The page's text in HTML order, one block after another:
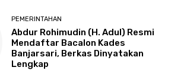
PEMERINTAHAN
Abdur Rohimudin (H. Adul) Resmi
Mendaftar Bacalon Kades
Banjarsari, Berkas Dinyatakan
Lengkap